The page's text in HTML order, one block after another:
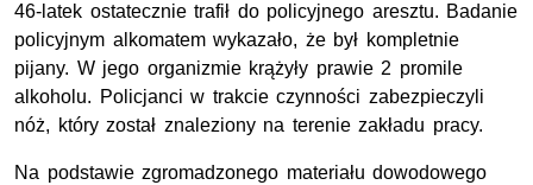
46-latek ostatecznie trafił do policyjnego aresztu. Badanie
policyjnym alkomatem wykazało, że był kompletnie
pijany. W jego organizmie krążyły prawie 2 promile
alkoholu. Policjanci w trakcie czynności zabezpieczyli
nóż, który został znaleziony na terenie zakładu pracy.
Na podstawie zgromadzonego materiału dowodowego